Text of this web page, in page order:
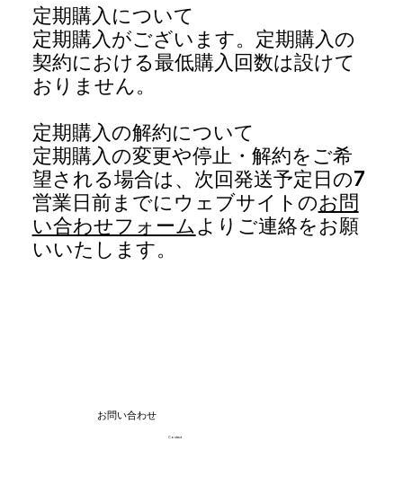
定期購入について
定期購入がございます。定期購入の
契約における最低購入回数は設けて
おりません。
定期購入の解約について
定期購入の変更や停止・解約をご希
望される場合は、次回発送予定日の7
営業日前までにウェブサイトのお問
い合わせフォームよりご連絡をお願
いいたします。
お問い合わせ
Contact